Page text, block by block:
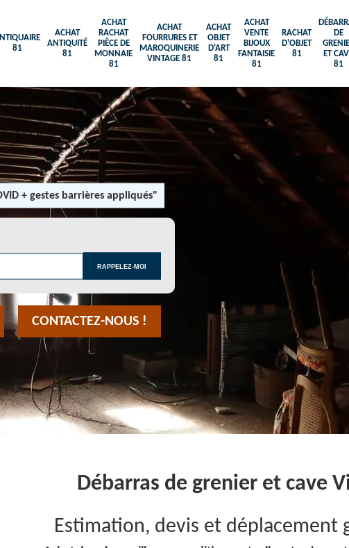
81
ACHAT
ANTIQUITÉ
81
ACHAT
RACHAT
PIÈCE DE
MONNAIE
81
ACHAT
FOURRURES ET
MAROQUINERIE
VINTAGE 81
ACHAT
OBJET
D'ART
81
ACHAT
VENTE
BIJOUX
FANTAISIE
81
RACHAT
D'OBJET
81
DE
ET
81
+ gestes barrières appliqués"
CONTACTEZ-NOUS !
Débarras de grenier et cave
Estimation, devis et déplacement